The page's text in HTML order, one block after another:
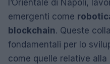
l’Orientale di Napoli,
emergenti come
blockchain. Queste
fondamentali per lo
come quelle relative alla